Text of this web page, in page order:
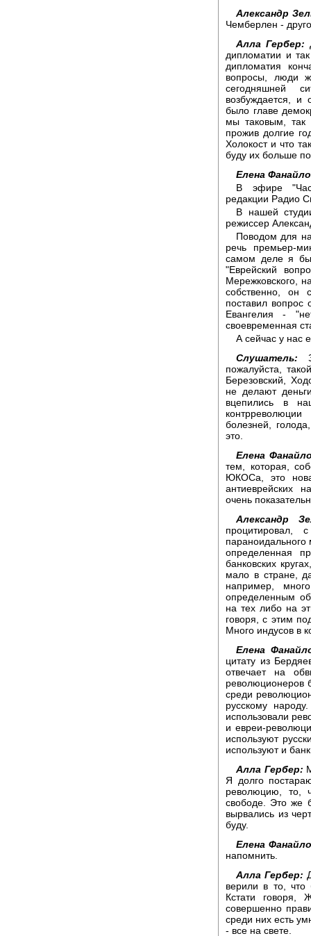
Александр
Чемберлен -
Алла Гербер:
дипломатии и
дипломатия
вопросы, люди
сегодняшней
возбуждается, и
было главе
мы таковым, так
прожив долгие
Холокост и что
буду их больше
Елена
В эфире "Час
редакции Радио
В нашей
режиссер
Поводом для
речь премьер-
самом деле я бы
"Еврейский
Мережковского,
собственно, он
поставил
Евангелия -
своевременная
А сейчас у нас
Слушатель:
пожалуйста,
Березовский,
не делают
вцепились в
болезней,
это.
Елена
тем, которая,
ЮКОСа, это
антиеврейских
очень
Александр
процитировал,
определенная
банковских
мало в стране,
например,
определенным
на тех либо на
говоря, с этим
Много индусов в
Елена
цитату из
отвечает на
революционеров
среди
русскому
использовали
и евреи-
используют
используют и
Алла Гербер:
Я долго
революцию, то,
свободе. Это же
вырвались из
буду.
Елена
напомнить.
Алла Гербер:
верили в то,
Кстати говоря,
совершенно
среди них есть
- все на свете.